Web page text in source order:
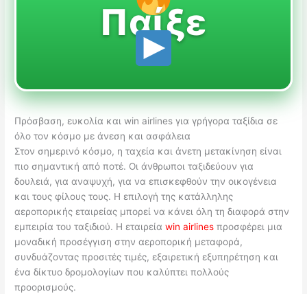
Παίξε
Πρόσβαση, ευκολία και win airlines για γρήγορα ταξίδια σε
όλο τον κόσμο με άνεση και ασφάλεια
Στον σημερινό κόσμο, η ταχεία και άνετη μετακίνηση είναι
πιο σημαντική από ποτέ. Οι άνθρωποι ταξιδεύουν για
δουλειά, για αναψυχή, για να επισκεφθούν την οικογένεια
και τους φίλους τους. Η επιλογή της κατάλληλης
αεροπορικής εταιρείας μπορεί να κάνει όλη τη διαφορά στην
εμπειρία του ταξιδιού. Η εταιρείαwin airlines προσφέρει μια
μοναδική προσέγγιση στην αεροπορική μεταφορά,
συνδυάζοντας προσιτές τιμές, εξαιρετική εξυπηρέτηση και
ένα δίκτυο δρομολογίων που καλύπτει πολλούς
προορισμούς.